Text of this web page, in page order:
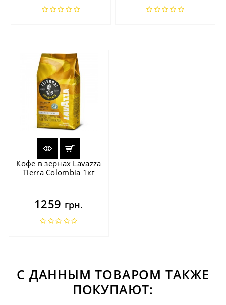
Кофе в зернах Lavazza
Tierra Colombia 1кг
1259 грн.
С ДАННЫМ ТОВАРОМ ТАКЖЕ
ПОКУПАЮТ: